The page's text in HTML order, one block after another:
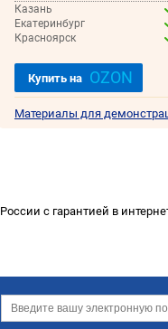
Казань
Екатеринбург
Красноярск
Купить на OZON
Материалы для
с гарантией в